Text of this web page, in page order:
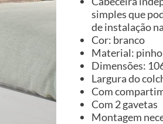
simples que
de instalação
Cor: branco
Material:
Dimensões:
Largura do
Com
Com 2 gavetas
Montagem